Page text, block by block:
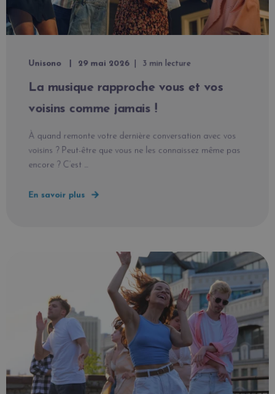
Unisono 29 mai 2026 3 min lecture
La musique rapproche vous et vos
voisins comme jamais !
À quand remonte votre dernière conversation avec vos
voisins ? Peut-être que vous ne les connaissez même pas
encore ? C’est ...
En savoir plus